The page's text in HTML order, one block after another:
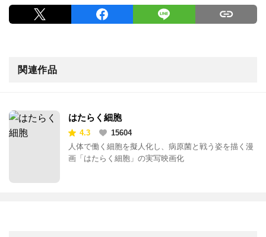
関連作品
はたらく細胞
4.3
15604
人体で働く細胞を擬人化し、病原菌と戦う姿を描く漫
画「はたらく細胞」の実写映画化